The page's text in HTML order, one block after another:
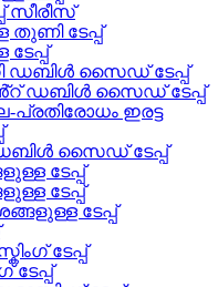
സീരീസ്
തുണി ടേപ്പ്
ഡബിൾ സൈഡ് ടേപ്പ്
ഡബിൾ സൈഡ് ടേപ്പ്
പ്രതിരോധം ഇരട്ട
സൈഡ് ടേപ്പ്
ടേപ്പ്
ടേപ്പ്
ടേപ്പ്
ടേപ്പ്
ടേപ്പ്